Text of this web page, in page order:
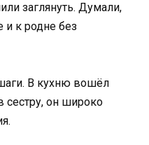
заглянуть. Думали,
и к родне без
В кухню вошёл
он широко